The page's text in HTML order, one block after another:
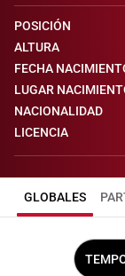
POSICIÓN
ALTURA
FECHA
LUGAR
NACIONALIDAD
LICENCIA
GLOBALES